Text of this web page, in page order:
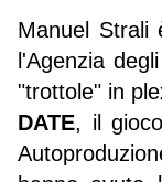
Manuel
l'Agenzia
"trottole" in
DATE, il